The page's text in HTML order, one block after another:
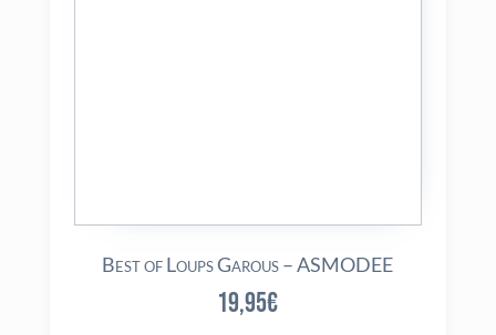
Best of Loups Garous – ASMODEE
19,95€